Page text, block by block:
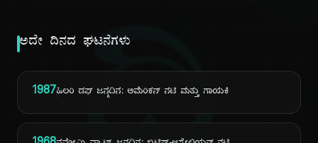
ಅದೇ ದಿನದ ಘಟನೆಗಳು
1987ಹಿಲರಿ ಡಫ್ ಜನ್ಮದಿನ: ಅಮೆರಿಕನ್ ನಟಿ ಮತ್ತು ಗಾಯಕಿ